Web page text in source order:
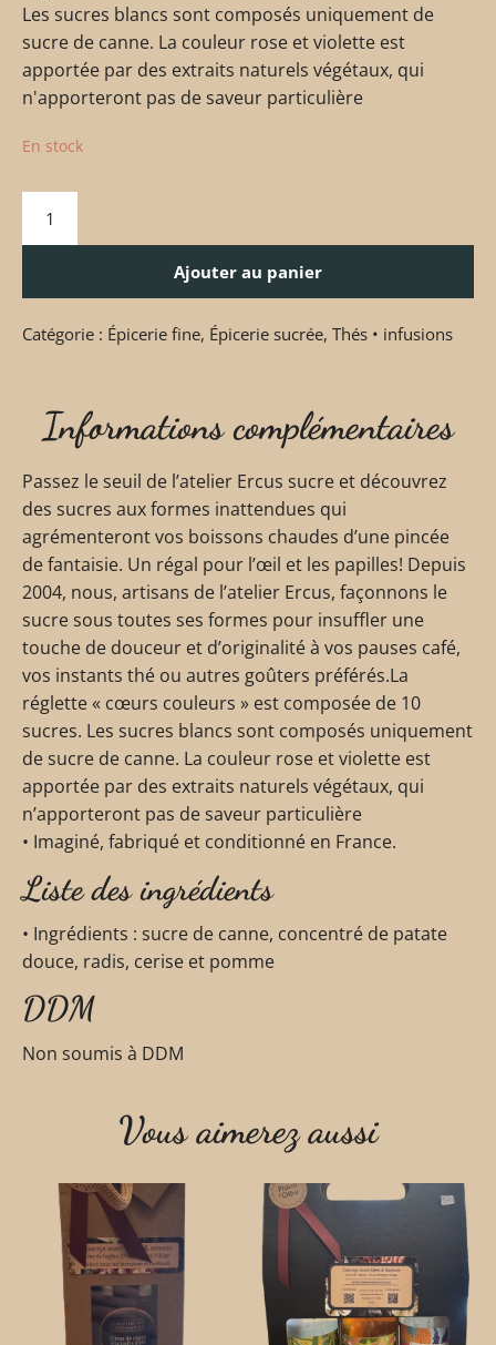
Les sucres blancs sont composés uniquement de
sucre de canne. La couleur rose et violette est
apportée par des extraits naturels végétaux, qui
n'apporteront pas de saveur particulière
En stock
Ajouter au panier
Catégorie : Épicerie fine, Épicerie sucrée, Thés • infusions
Informations complémentaires
Passez le seuil de l’atelier Ercus sucre et découvrez
des sucres aux formes inattendues qui
agrémenteront vos boissons chaudes d’une pincée
de fantaisie. Un régal pour l’œil et les papilles! Depuis
2004, nous, artisans de l’atelier Ercus, façonnons le
sucre sous toutes ses formes pour insuffler une
touche de douceur et d’originalité à vos pauses café,
vos instants thé ou autres goûters préférés.La
réglette « cœurs couleurs » est composée de 10
sucres. Les sucres blancs sont composés uniquement
de sucre de canne. La couleur rose et violette est
apportée par des extraits naturels végétaux, qui
n’apporteront pas de saveur particulière
• Imaginé, fabriqué et conditionné en France.
Liste des ingrédients
• Ingrédients : sucre de canne, concentré de patate
douce, radis, cerise et pomme
DDM
Non soumis à DDM
Vous aimerez aussi